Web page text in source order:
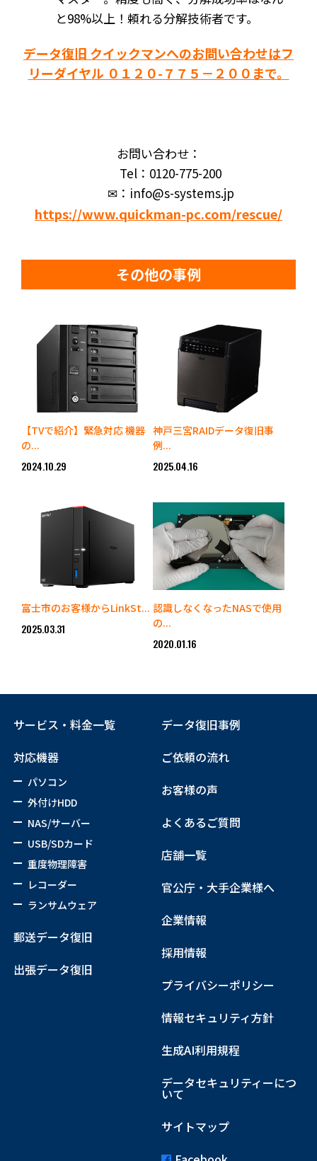
と98%以上！頼れる分解技術者です。
データ復旧 クイックマンへのお問い合わせはフ
リーダイヤル ０１２０-７７５－２００まで。
お問い合わせ：
Tel：0120-775-200
✉：info@s-systems.jp
https://www.quickman-pc.com/rescue/
その他の事例
【TVで紹介】緊急対応 機器
の...
2024.10.29
神戸三宮RAIDデータ復旧事
例...
2025.04.16
富士市のお客様からLinkSt...
2025.03.31
認識しなくなったNASで使用
の...
2020.01.16
サービス・料金一覧
対応機器
パソコン
外付けHDD
NAS/サーバー
USB/SDカード
重度物理障害
レコーダー
ランサムウェア
郵送データ復旧
出張データ復旧
データ復旧事例
ご依頼の流れ
お客様の声
よくあるご質問
店舗一覧
官公庁・大手企業様へ
企業情報
採用情報
プライバシーポリシー
情報セキュリティ方針
生成AI利用規程
データセキュリティーにつ
いて
サイトマップ